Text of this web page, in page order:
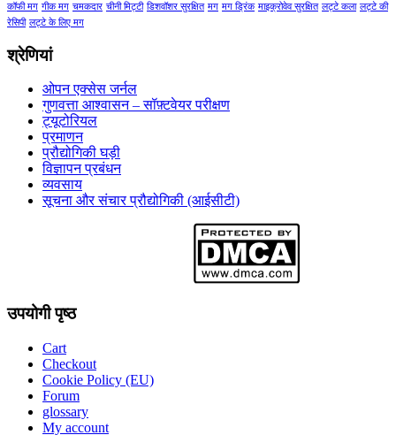
कॉफी मग गीक मग चमकदार चीनी मिट्टी डिशवॉशर सुरक्षित मग मग ड्रिंक माइक्रोवेव सुरक्षित लट्टे कला लट्टे की
रेसिपी लट्टे के लिए मग
श्रेणियां
ओपन एक्सेस जर्नल
गुणवत्ता आश्वासन – सॉफ़्टवेयर परीक्षण
ट्यूटोरियल
प्रमाणन
प्रौद्योगिकी घड़ी
विज्ञापन प्रबंधन
व्यवसाय
सूचना और संचार प्रौद्योगिकी (आईसीटी)
उपयोगी पृष्ठ
Cart
Checkout
Cookie Policy (EU)
Forum
glossary
My account